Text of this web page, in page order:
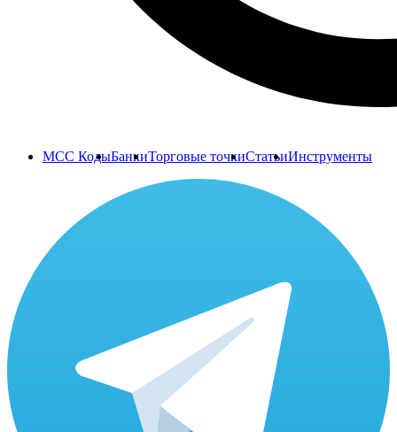
MCC КодыБанкиТорговые точкиСтатьиИнструменты